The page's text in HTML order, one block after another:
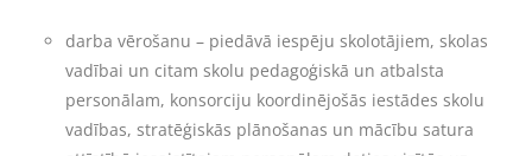
darba vērošanu – piedāvā iespēju skolotājiem, skolas
vadībai un citam skolu pedagoģiskā un atbalsta
personālam, konsorciju koordinējošās iestādes skolu
vadības, stratēģiskās plānošanas un mācību satura